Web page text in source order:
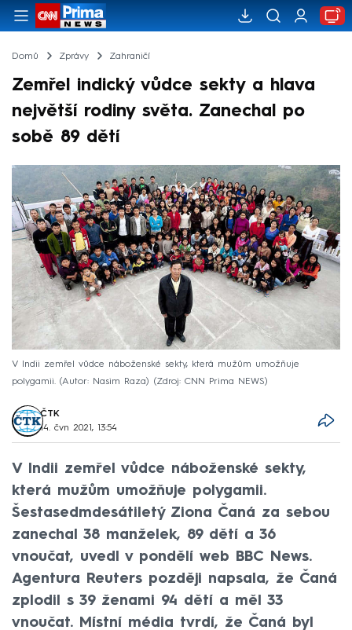
Domů Zprávy Zahraničí
Zemřel indický vůdce sekty a hlava
největší rodiny světa. Zanechal po
sobě 89 dětí
V Indii zemřel vůdce náboženské sekty, která mužům umožňuje
polygamii. (Autor: Nasim Raza)
Zdroj: CNN Prima NEWS
ČTK
14. čvn 2021, 13:54
V Indii zemřel vůdce náboženské sekty,
která mužům umožňuje polygamii.
Šestasedmdesátiletý Ziona Čaná za sebou
zanechal 38 manželek, 89 dětí a 36
vnoučat, uvedl v pondělí web BBC News.
Agentura Reuters později napsala, že Čaná
zplodil s 39 ženami 94 dětí a měl 33
vnoučat. Místní média tvrdí, že Čaná byl